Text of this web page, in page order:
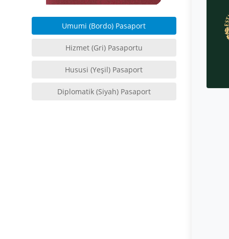
Umumi (Bordo) Pasaport
Hizmet (Gri) Pasaportu
Hususi (Yeşil) Pasaport
Diplomatik (Siyah) Pasaport